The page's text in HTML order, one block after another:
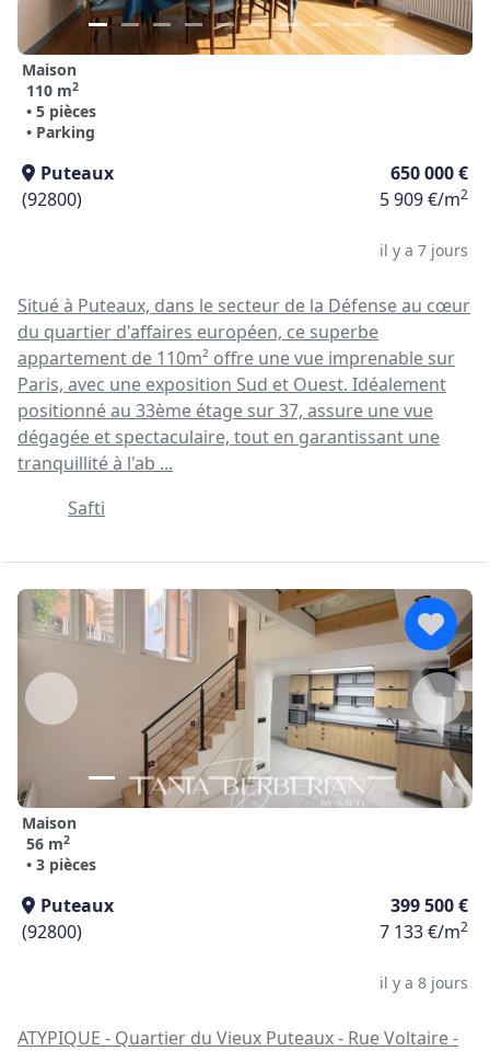
Maison
110 m2
• 5 pièces
• Parking
Puteaux
650 000 €
(92800)
5 909 €/m2
il y a 7 jours
Situé à Puteaux, dans le secteur de la Défense au cœur
du quartier d'affaires européen, ce superbe
appartement de 110m² offre une vue imprenable sur
Paris, avec une exposition Sud et Ouest. Idéalement
positionné au 33ème étage sur 37, assure une vue
dégagée et spectaculaire, tout en garantissant une
tranquillité à l'ab ...
Safti
Maison
56 m2
• 3 pièces
Puteaux
399 500 €
(92800)
7 133 €/m2
il y a 8 jours
ATYPIQUE - Quartier du Vieux Puteaux - Rue Voltaire -